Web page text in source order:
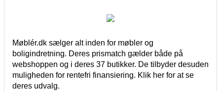
Møblér.dk sælger alt inden for møbler og
boligindretning. Deres prismatch gælder både på
webshoppen og i deres 37 butikker. De tilbyder desuden
muligheden for rentefri finansiering. Klik her for at se
deres udvalg.